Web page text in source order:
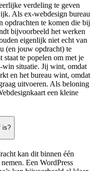
verdeling te geven
Als ex-webdesign bureau
opdrachten te komen die bij
bijvoorbeeld het werken
eigenlijk niet echt van
(en jouw opdracht) te
staat te popelen om met je
win situatie. Jij wint, omdat
en het bureau wint, omdat
uitvoeren. Als beloning
een kleine
is?
kan dit binnen één
Een WordPress